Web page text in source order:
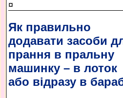
¤
Як правильно
додавати засоби
прання в пральну
машинку – в лоток
або відразу в